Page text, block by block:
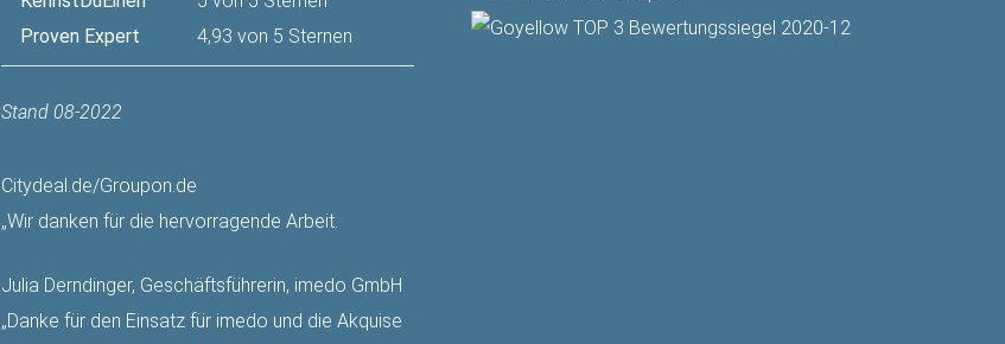
Proven Expert
4,93 von 5 Sternen
Stand 08-2022
Citydeal.de/Groupon.de
„Wir danken für die hervorragende Arbeit.
Julia Derndinger, Geschäftsführerin, imedo GmbH
„Danke für den Einsatz für imedo und die Akquise